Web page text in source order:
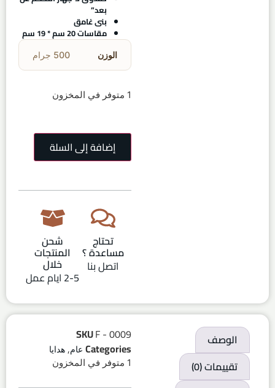
بعد”
بنى غامق
مقاسات 20 سم * 19 سم
الوزن 500 جرام
1 متوفر في المخزون
إضافة إلى السلة
تحتاج
مساعدة ؟
اتصل بنا
شحن
المنتجات
خلال
2-5 ايام عمل
الوصف
تقييمات (0)
SKUF - 0009
Categories عام, هدايا
1 متوفر في المخزون